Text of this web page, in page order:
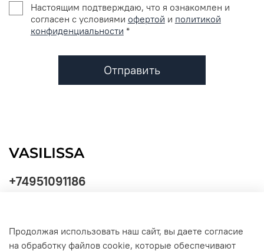
Настоящим подтверждаю, что я ознакомлен и
согласен с условиями офертой и политикой
конфиденциальности *
Отправить
+74951091186
Продолжая использовать наш сайт, вы даете согласие
на обработку файлов cookie, которые обеспечивают
обработки